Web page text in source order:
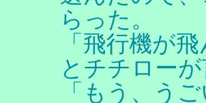
らった。
「飛行機が
とチチロー
「もう、う